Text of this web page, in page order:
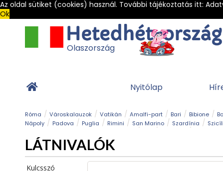
Az oldal sütiket (cookies) használ. További tájékoztatás itt:
Ok
Olaszország
Nyitólap
Róma Városkalauzok Vatikán Amalfi-part Bari Bibione
Nápoly
Padova Puglia Rimini San Marino Szardínia
Magyar emlékek
Múzeum Nyaralóhelyek
Tengerpart
Toszkán tengerpart
LÁTNIVALÓK
Kulcsszó